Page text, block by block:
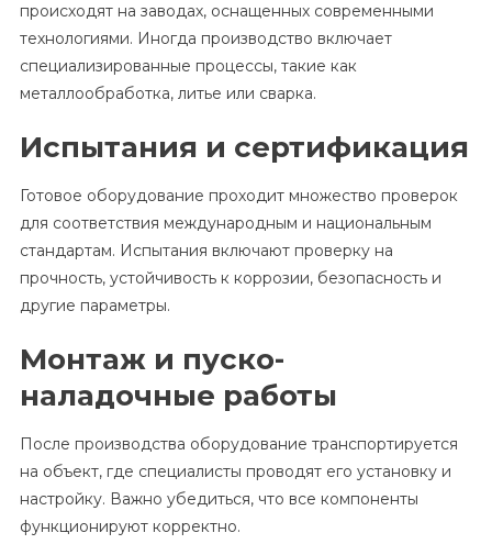
происходят на заводах, оснащенных современными
технологиями. Иногда производство включает
специализированные процессы, такие как
металлообработка, литье или сварка.
Испытания и сертификация
Готовое оборудование проходит множество проверок
для соответствия международным и национальным
стандартам. Испытания включают проверку на
прочность, устойчивость к коррозии, безопасность и
другие параметры.
Монтаж и пуско-
наладочные работы
После производства оборудование транспортируется
на объект, где специалисты проводят его установку и
настройку. Важно убедиться, что все компоненты
функционируют корректно.